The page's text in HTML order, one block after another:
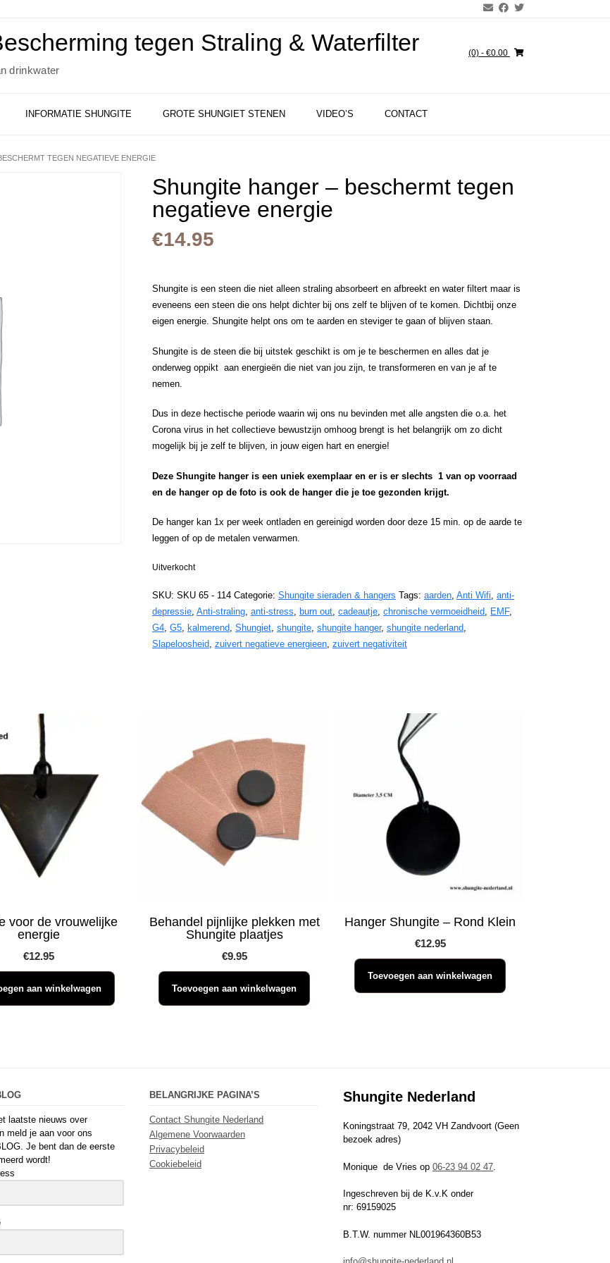
tegen Straling & Waterfilter
drinkwater
(0) - €0.00
INFORMATIE SHUNGITE GROTE SHUNGIET STENEN VIDEO’S CONTACT
TEGEN NEGATIEVE ENERGIE
Shungite hanger – beschermt tegen
negatieve energie
€14.95
Shungite is een steen die niet alleen straling absorbeert en afbreekt en water filtert maar is
eveneens een steen die ons helpt dichter bij ons zelf te blijven of te komen. Dichtbij onze
eigen energie. Shungite helpt ons om te aarden en steviger te gaan of blijven staan.
Shungite is de steen die bij uitstek geschikt is om je te beschermen en alles dat je
onderweg oppikt aan energieën die niet van jou zijn, te transformeren en van je af te
nemen.
Dus in deze hectische periode waarin wij ons nu bevinden met alle angsten die o.a. het
Corona virus in het collectieve bewustzijn omhoog brengt is het belangrijk om zo dicht
mogelijk bij je zelf te blijven, in jouw eigen hart en energie!
Deze Shungite hanger is een uniek exemplaar en er is er slechts 1 van op voorraad
en de hanger op de foto is ook de hanger die je toe gezonden krijgt.
De hanger kan 1x per week ontladen en gereinigd worden door deze 15 min. op de aarde te
leggen of op de metalen verwarmen.
Uitverkocht
SKU: SKU 65 - 114 Categorie: Shungite sieraden & hangers Tags: aarden, Anti Wifi, anti-
depressie, Anti-straling, anti-stress, burn out, cadeautje, chronische vermoeidheid, EMF,
G4, G5, kalmerend, Shungiet, shungite, shungite hanger, shungite nederland,
Slapeloosheid, zuivert negatieve energieen, zuivert negativiteit
voor de vrouwelijke
energie
€12.95
aan winkelwagen
Behandel pijnlijke plekken met
Shungite plaatjes
€9.95
Toevoegen aan winkelwagen
Hanger Shungite – Rond Klein
€12.95
Toevoegen aan winkelwagen
laatste nieuws over
meld je aan voor ons
Je bent dan de eerste
wordt!
BELANGRIJKE PAGINA’S
Contact Shungite Nederland
Algemene Voorwaarden
Privacybeleid
Cookiebeleid
Shungite Nederland
Koningstraat 79, 2042 VH Zandvoort (Geen
bezoek adres)
Monique de Vries op 06-23 94 02 47
Ingeschreven bij de K.v.K onder
nr: 69159025
B.T.W. nummer NL001964360B53